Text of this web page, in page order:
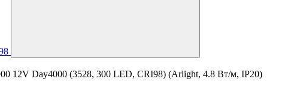
12V Day4000 (3528, 300 LED, CRI98) (Arlight, 4.8 Вт/м, IP20)